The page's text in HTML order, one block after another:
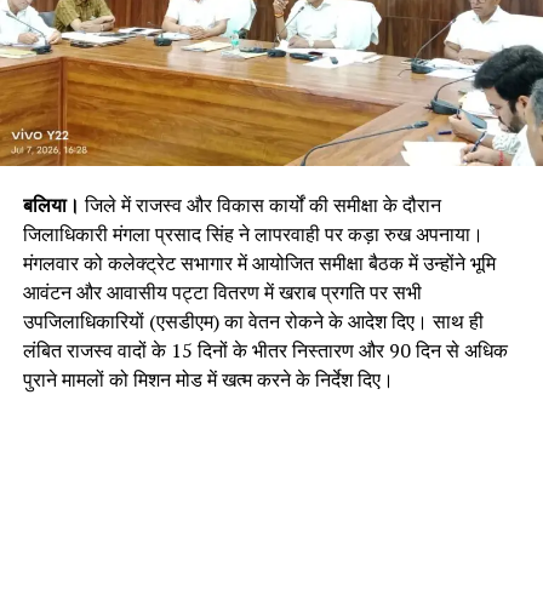
बलिया। जिले में राजस्व और विकास कार्यों की समीक्षा के दौरान
जिलाधिकारी मंगला प्रसाद सिंह ने लापरवाही पर कड़ा रुख अपनाया।
मंगलवार को कलेक्ट्रेट सभागार में आयोजित समीक्षा बैठक में उन्होंने भूमि
आवंटन और आवासीय पट्टा वितरण में खराब प्रगति पर सभी
उपजिलाधिकारियों (एसडीएम) का वेतन रोकने के आदेश दिए। साथ ही
लंबित राजस्व वादों के 15 दिनों के भीतर निस्तारण और 90 दिन से अधिक
पुराने मामलों को मिशन मोड में खत्म करने के निर्देश दिए।